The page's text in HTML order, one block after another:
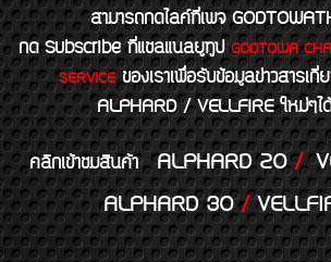
สามารถกดไลค์ที่เพจ
กด Subscribe ที่แชลแนลยูทูปGODTOWA
SERVICEของเราเพื่อรับข้อมูลข่าวสารเกี่
ALPHARD / VELLFIRE ใหม่ๆไ
คลิกเข้าชมสินค้า ALPHARD 20/
ALPHARD 30/